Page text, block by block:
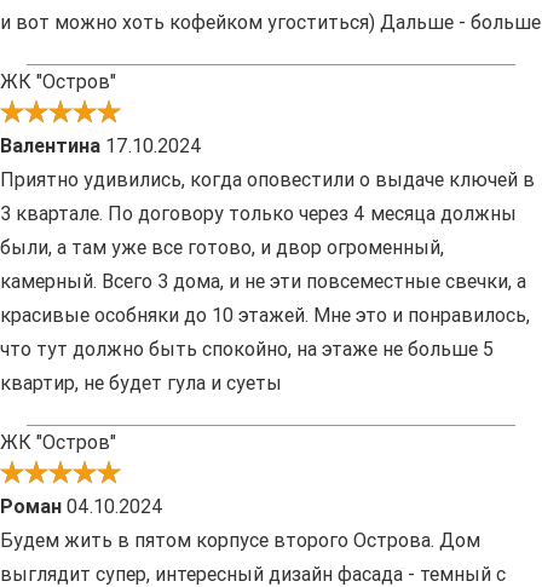
и вот можно хоть кофейком угоститься) Дальше - больше
ЖК "Остров"
Валентина 17.10.2024
Приятно удивились, когда оповестили о выдаче ключей в
3 квартале. По договору только через 4 месяца должны
были, а там уже все готово, и двор огроменный,
камерный. Всего 3 дома, и не эти повсеместные свечки, а
красивые особняки до 10 этажей. Мне это и понравилось,
что тут должно быть спокойно, на этаже не больше 5
квартир, не будет гула и суеты
ЖК "Остров"
Роман 04.10.2024
Будем жить в пятом корпусе второго Острова. Дом
выглядит супер, интересный дизайн фасада - темный с